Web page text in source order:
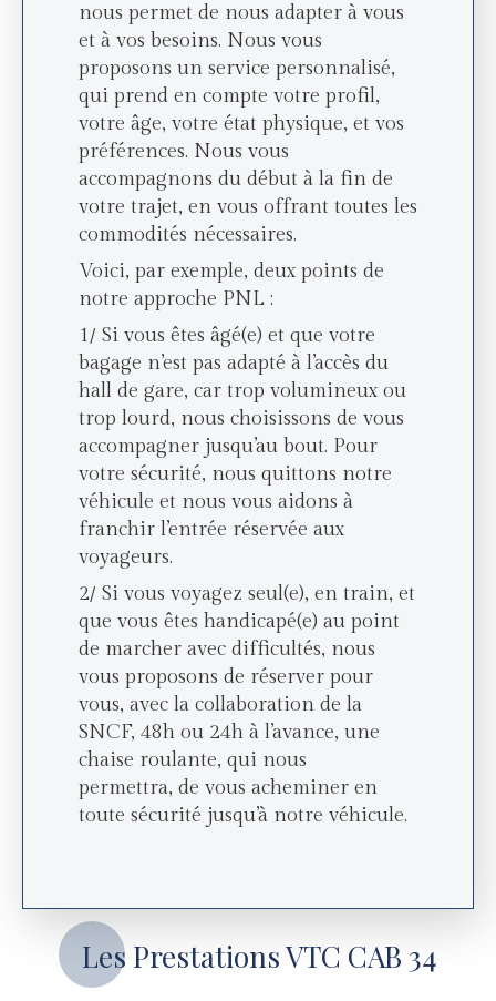
nous permet de nous adapter à vous
et à vos besoins. Nous vous
proposons un service personnalisé,
qui prend en compte votre profil,
votre âge, votre état physique, et vos
préférences. Nous vous
accompagnons du début à la fin de
votre trajet, en vous offrant toutes les
commodités nécessaires.
Voici, par exemple, deux points de
notre approche PNL :
1/ Si vous êtes âgé(e) et que votre
bagage n’est pas adapté à l’accès du
hall de gare, car trop volumineux ou
trop lourd, nous choisissons de vous
accompagner jusqu’au bout. Pour
votre sécurité, nous quittons notre
véhicule et nous vous aidons à
franchir l’entrée réservée aux
voyageurs.
2/ Si vous voyagez seul(e), en train, et
que vous êtes handicapé(e) au point
de marcher avec difficultés, nous
vous proposons de réserver pour
vous, avec la collaboration de la
SNCF, 48h ou 24h à l’avance, une
chaise roulante, qui nous
permettra, de vous acheminer en
toute sécurité jusqu’à notre véhicule.
Les Prestations VTC CAB 34